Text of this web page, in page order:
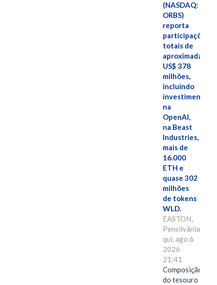
(NASDAQ:
ORBS)
reporta
participações
totais de
US$ 378
milhões,
incluindo
investimentos
na
OpenAI,
na Beast
Industries,
mais de
16.000
ETH e
quase 302
milhões
de tokens
WLD.
EASTON,
Pensilvânia,
qui, ago 6
2026
21:41
Composição
do tesouro